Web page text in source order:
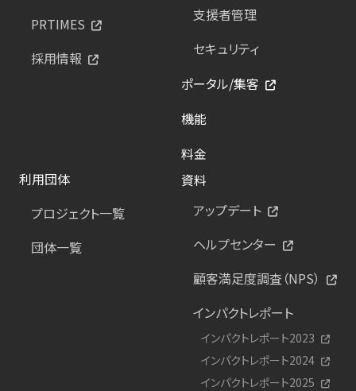
PRTIMES
採用情報
支援者管理
セキュリティ
ポータル/集客
機能
料金
利用団体
プロジェクト一覧
団体一覧
資料
アップデート
ヘルプセンター
顧客満足度調査（NPS）
インパクトレポート
インパクトレポート2023
インパクトレポート2024
インパクトレポート2025